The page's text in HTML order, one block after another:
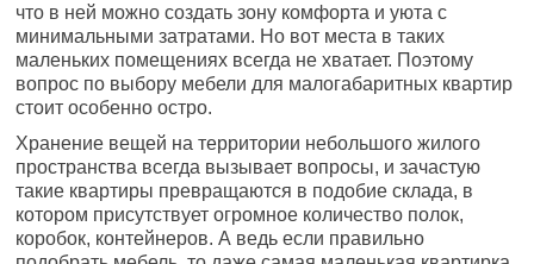
что в ней можно создать зону комфорта и уюта с
минимальными затратами. Но вот места в таких
маленьких помещениях всегда не хватает. Поэтому
вопрос по выбору мебели для малогабаритных квартир
стоит особенно остро.
Хранение вещей на территории небольшого жилого
пространства всегда вызывает вопросы, и зачастую
такие квартиры превращаются в подобие склада, в
котором присутствует огромное количество полок,
коробок, контейнеров. А ведь если правильно